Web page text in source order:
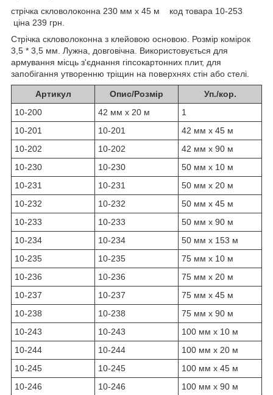
стрічка скловолоконна 230 мм х 45 м код товара 10-253
ціна 239 грн.
Стрічка скловолоконна з клейовою основою. Розмір комірок
3,5 * 3,5 мм. Лужна, довговічна. Використовується для
армування місць з'єднання гіпсокартонних плит, для
запобігання утворенню тріщин на поверхнях стін або стелі.
Артикул Опис/Розмір
Уп./кор.
10-200
42 мм х 20 м
1
10-201
10-201
42 мм х 45 м
10-202
10-202
42 мм х 90 м
10-230
10-230
50 мм х 10 м
10-231
10-231
50 мм х 20 м
10-232
10-232
50 мм х 45 м
10-233
10-233
50 мм х 90 м
10-234
10-234
50 мм х 153 м
10-235
10-235
75 мм х 10 м
10-236
10-236
75 мм х 20 м
10-237
10-237
75 мм х 45 м
10-238
10-238
75 мм х 90 м
10-243
10-243
100 мм х 10 м
10-244
10-244
100 мм х 20 м
10-245
10-245
100 мм х 45 м
10-246
10-246
100 мм х 90 м